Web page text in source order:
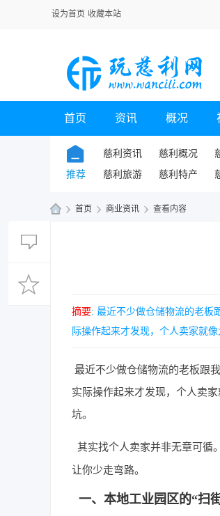
设为首页 收藏本站
首页 资讯 概况
推荐
慈利资讯 慈利概况
慈利旅游
慈利特产
› 首页 › 商业资讯 › 查看内容
摘要: 最近不少做仓储物流的老板
际操作起来才发现，个人卖家就
最近不少做仓储物流的老板跟
实际操作起来才发现，个人卖
坑。
其实找个人卖家并非无章可循
让你少走弯路。
一、本地工业园区的“扫